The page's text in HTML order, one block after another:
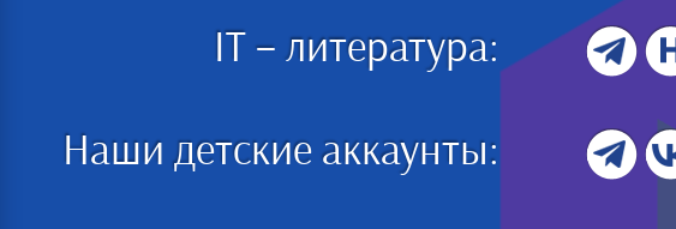
IT – литература:
Наши детские аккаунты: